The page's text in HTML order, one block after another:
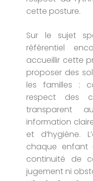
cette posture.
Sur le sujet
référentiel
accueillir cette
proposer des
les familles :
respect des
transparent
information
et d’hygiène.
chaque enfant
continuité de
jugement ni